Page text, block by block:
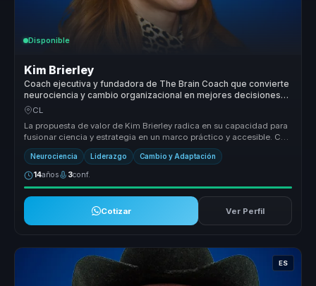
Disponible
Kim Brierley
Coach ejecutiva y fundadora de The Brain Coach que convierte
neurociencia y cambio organizacional en mejores decisiones
para lideres.
CL
La propuesta de valor de Kim Brierley radica en su capacidad para
fusionar ciencia y estrategia en un marco práctico y accesible. Con
for...
Neurociencia Liderazgo Cambio y Adaptación
14años 3conf.
Cotizar Ver Perfil
ES